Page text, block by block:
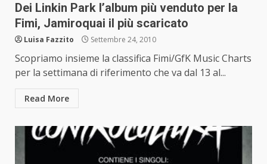
Dei Linkin Park l’album più venduto per la
Fimi, Jamiroquai il più scaricato
Luisa Fazzito Settembre 24, 2010
Scopriamo insieme la classifica Fimi/GfK Music Charts
per la settimana di riferimento che va dal 13 al...
Read More